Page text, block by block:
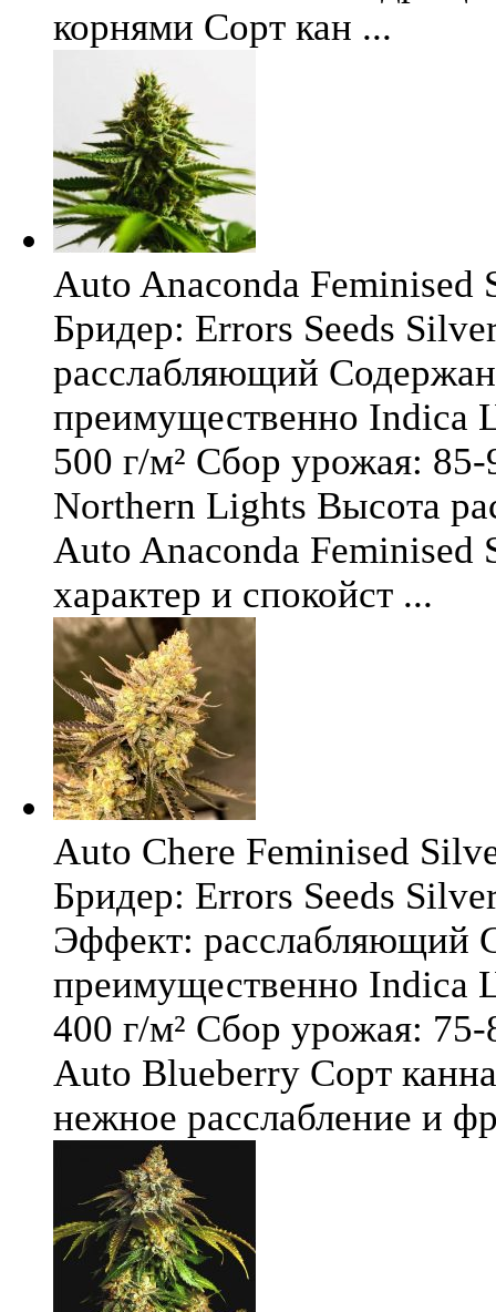
корнями Сорт кан ...
Auto Anaconda Feminised
Бридер: Errors Seeds
расслабляющий
преимущественно Indica
500 г/м² Сбор урожая:
Northern Lights Высота
Auto Anaconda
характер и спокойст ...
Auto Chere Feminised
Бридер: Errors Seeds
Эффект: расслабляющий
преимущественно Indica
400 г/м² Сбор урожая:
Auto Blueberry Сорт
нежное расслабление и